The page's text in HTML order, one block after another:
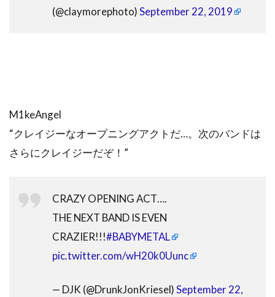
(@claymorephoto)September 22, 2019
M1keAngel
“クレイジーなオープニングアクトだ…。次のバンドは
さらにクレイジーだぞ！”
CRAZY OPENING ACT….
THE NEXT BAND IS EVEN
CRAZIER!!!#BABYMETAL
pic.twitter.com/wH20k0Uunc
— DJK (@DrunkJonKriesel)September 22,